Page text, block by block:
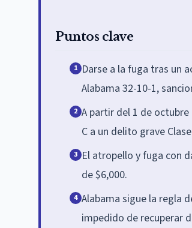
Puntos clave
1 Darse a la fuga tras un
Alabama 32-10-1,
2 A partir del 1 de
C a un delito grave
3 El atropello y fuga con
de $6,000.
4 Alabama sigue la regla
impedido de recuperar